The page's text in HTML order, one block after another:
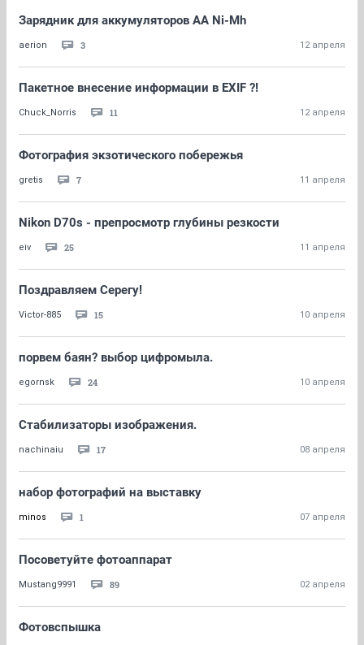
Зарядник для аккумуляторов AA Ni-Mh
aerion 3 12 апреля
Пакетное внесение информации в EXIF ?!
Chuck_Norris 11 12 апреля
Фотография экзотического побережья
gretis 7 11 апреля
Nikon D70s - препросмотр глубины резкости
eiv 25 11 апреля
Поздравляем Серегу!
Victor-885 15 10 апреля
порвем баян? выбор цифромыла.
egornsk 24 10 апреля
Стабилизаторы изображения.
nachinaiu 17 08 апреля
набор фотографий на выставку
minos 1 07 апреля
Посоветуйте фотоаппарат
Mustang9991 89 02 апреля
Фотовспышка